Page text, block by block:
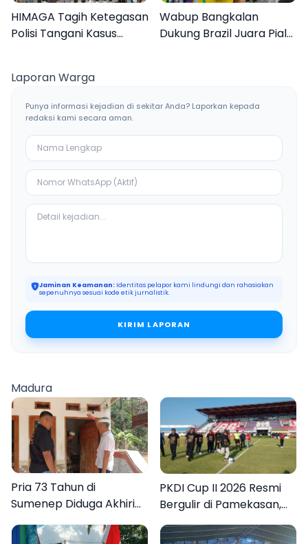
HIMAGA Tagih Ketegasan
Polisi Tangani Kasus
Wabup Bangkalan
Dukung Brazil Juara Piala
Laporan Warga
Punya informasi kejadian di sekitar Anda? Laporkan kepada
redaksi kami secara aman.
Jaminan Keamanan: Identitas pelapor kami lindungi dan rahasiakan
sepenuhnya sesuai kode etik jurnalistik.
KIRIM LAPORAN
Madura
Pria 73 Tahun di
Sumenep Diduga Akhiri
PKDI Cup II 2026 Resmi
Bergulir di Pamekasan,
Desa se-Madura Rebut
Tiket ke Tingkat Nasional